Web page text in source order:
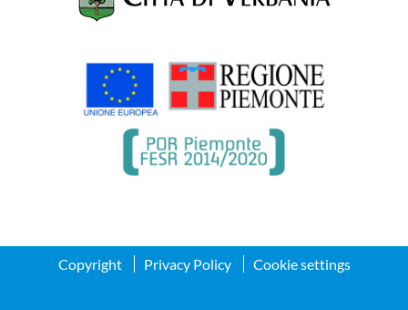
Copyright Privacy Policy Cookie settings